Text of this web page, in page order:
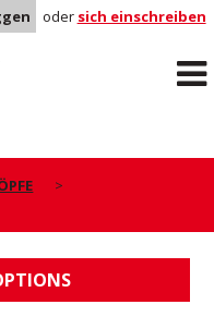
oder sich einschreiben